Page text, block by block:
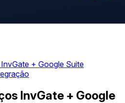
+ Google Suite
InvGate + Google